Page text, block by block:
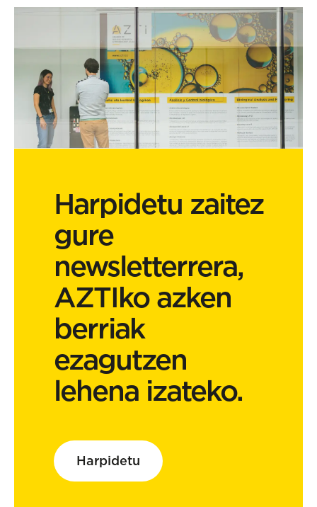
Harpidetu zaitez
gure
newsletterrera,
AZTIko azken
berriak
ezagutzen
lehena izateko.
Harpidetu